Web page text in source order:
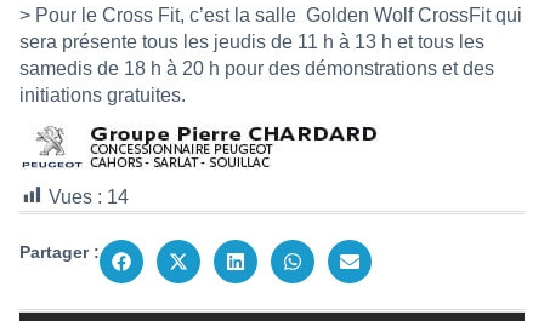
> Pour le Cross Fit, c’est la salle Golden Wolf CrossFit qui
sera présente tous les jeudis de 11 h à 13 h et tous les
samedis de 18 h à 20 h pour des démonstrations et des
initiations gratuites.
Vues : 14
Partager :